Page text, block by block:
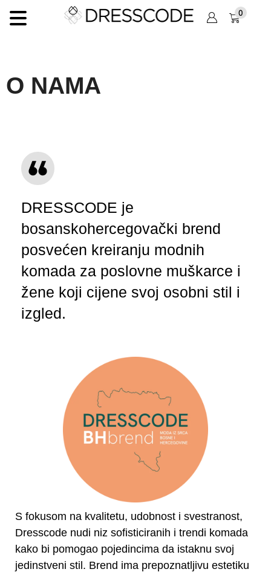
0
O NAMA
DRESSCODE je
bosanskohercegovački brend
posvećen kreiranju modnih
komada za poslovne muškarce i
žene koji cijene svoj osobni stil i
izgled.
S fokusom na kvalitetu, udobnost i svestranost,
Dresscode nudi niz sofisticiranih i trendi komada
kako bi pomogao pojedincima da istaknu svoj
jedinstveni stil. Brend ima prepoznatljivu estetiku